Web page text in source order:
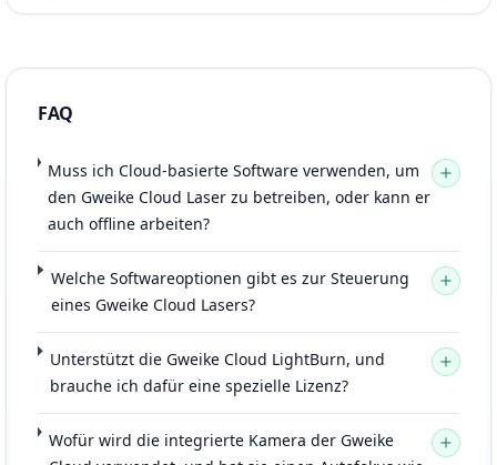
FAQ
Muss ich Cloud-basierte Software verwenden, um
den Gweike Cloud Laser zu betreiben, oder kann er
auch offline arbeiten?
Welche Softwareoptionen gibt es zur Steuerung
eines Gweike Cloud Lasers?
Unterstützt die Gweike Cloud LightBurn, und
brauche ich dafür eine spezielle Lizenz?
Wofür wird die integrierte Kamera der Gweike